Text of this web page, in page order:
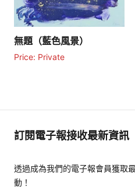
無題（藍色風景）
Price: Private
訂閱電子報接收最新資訊
透過成為我們的電子報會員獲取
動！